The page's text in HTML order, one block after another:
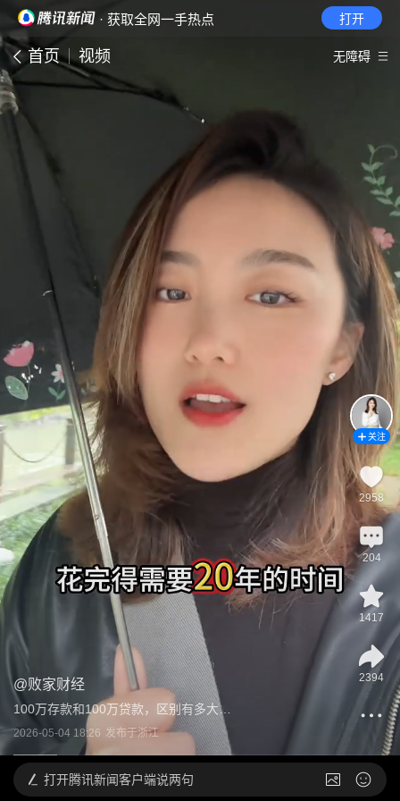
· 获取全网一手热点 打开
首页 视频 无障碍
@败家财经
100万存款和100万贷款，区别有多大…
2026-05-04 18:26 发布于浙江
关注
2958
204
1417
2394
打开腾讯新闻客户端说两句